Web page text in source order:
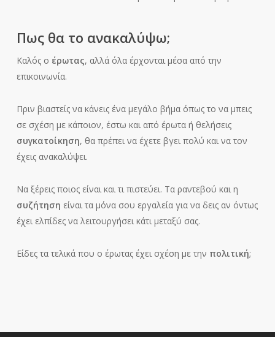
Πως θα το ανακαλύψω;
Καλός ο έρωτας, αλλά όλα έρχονται μέσα από την
επικοινωνία.
Πριν βιαστείς να κάνεις ένα μεγάλο βήμα όπως το να μπεις
σε σχέση με κάποιον, έστω και από έρωτα ή θελήσεις
συγκατοίκηση, θα πρέπει να έχετε βγει πολύ και να τον
έχεις ανακαλύψει.
Να ξέρεις ποιος είναι και τι πιστεύει. Τα ραντεβού και η
συζήτηση είναι τα μόνα σου εργαλεία για να δεις αν όντως
έχει ελπίδες να λειτουργήσει κάτι μεταξύ σας.
Είδες τα τελικά που ο έρωτας έχει σχέση με την πολιτική;